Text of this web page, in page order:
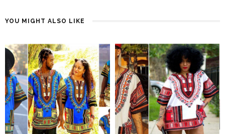
YOU MIGHT ALSO LIKE